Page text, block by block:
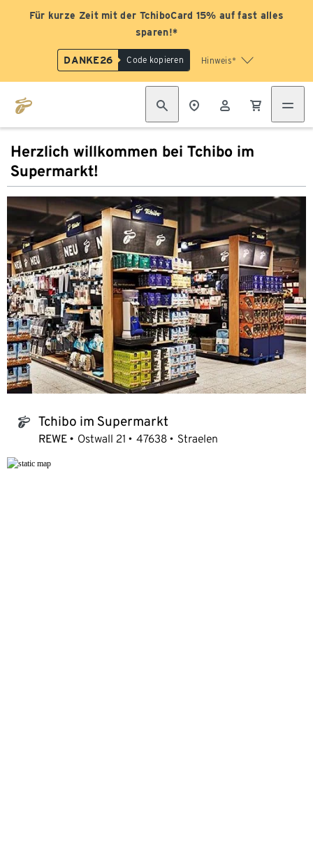
Für kurze Zeit mit der TchiboCard 15% auf fast alles
sparen!*
DANKE26 Code kopieren Hinweis*
Herzlich willkommen bei Tchibo im
Supermarkt!
tchibo_logo Tchibo im Supermarkt
REWE Ostwall 21 47638 Straelen